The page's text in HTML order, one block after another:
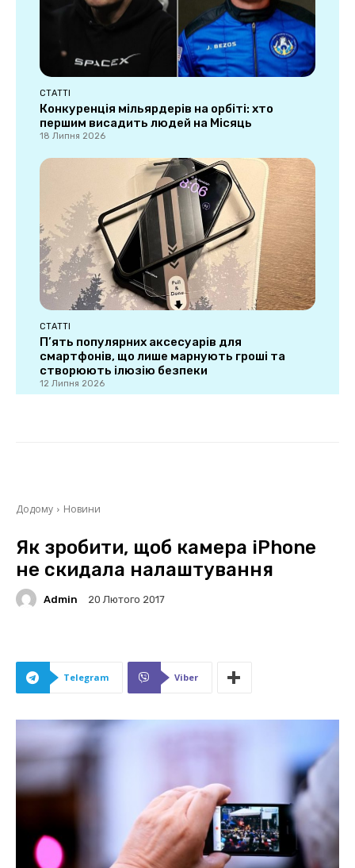
СТАТТІ
Конкуренція мільярдерів на орбіті: хто
першим висадить людей на Місяць
18 Липня 2026
СТАТТІ
П’ять популярних аксесуарів для
смартфонів, що лише марнують гроші та
створюють ілюзію безпеки
12 Липня 2026